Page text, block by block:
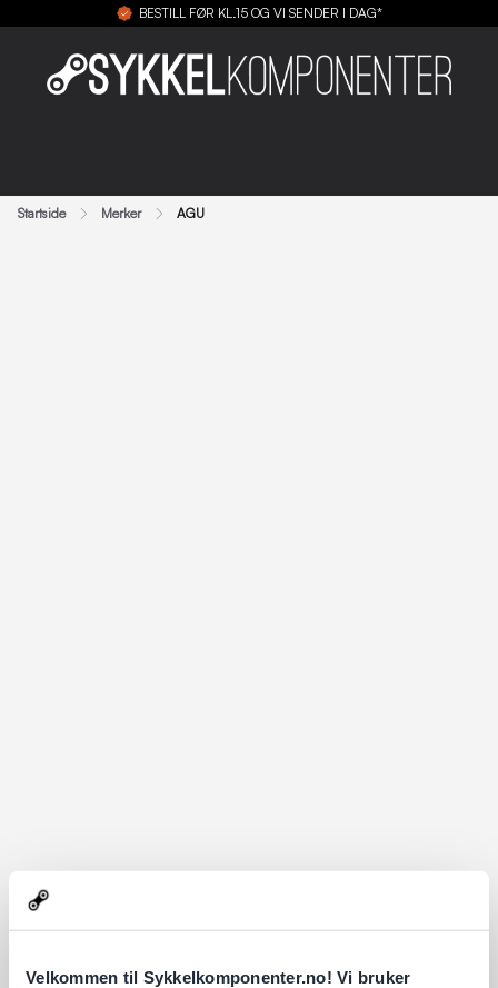
Velkommen til Sykkelkomponenter.no! Vi bruker
BESTILL FØR KL.15 OG VI SENDER I DAG*
Startside Merker AGU